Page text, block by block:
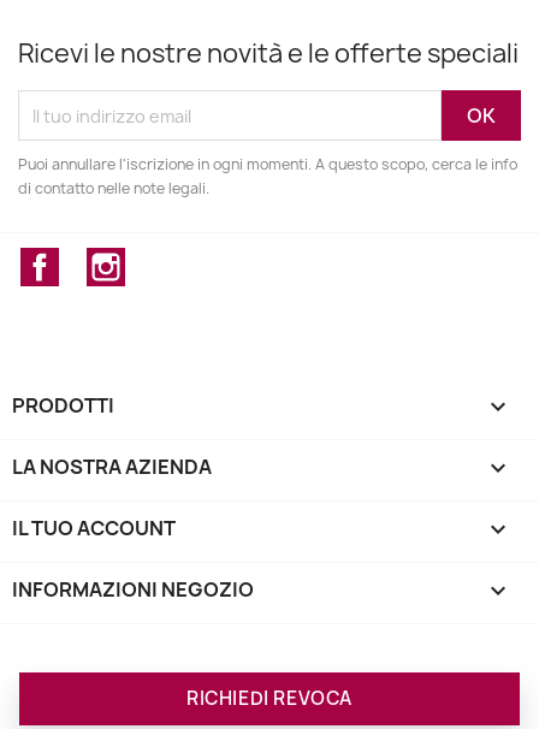
Ricevi le nostre novità e le offerte speciali
Puoi annullare l'iscrizione in ogni momenti. A questo scopo, cerca le info
di contatto nelle note legali.
Facebook
PRODOTTI 
LA NOSTRA AZIENDA 
IL TUO ACCOUNT 
INFORMAZIONI NEGOZIO keyboard_arrow_down
RICHIEDI REVOCA